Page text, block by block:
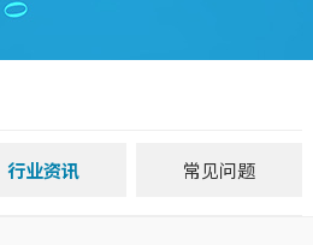
行业资讯 常见问题